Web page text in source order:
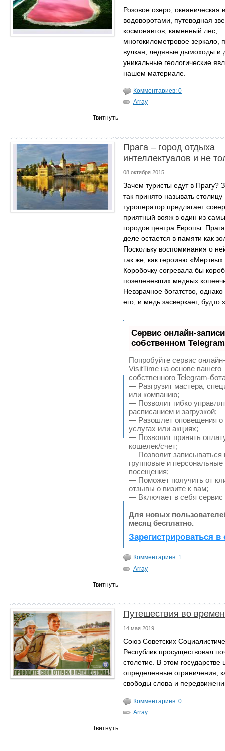
Розовое озеро, океаническая
водоворотами, путеводная
космонавтов, каменный лес,
многокилометровое зеркало,
вулкан, ледяные дымоходы и
уникальные геологические
нашем материале.
Комментариев: 0
Array
Твитнуть
Прага – город отдыха
интеллектуалов и не
08 октября 2015
Зачем туристы едут в Прагу?
так принято называть столицу
туроператор предлагает
приятный вояж в один из
городов центра Европы.
деле остается в памяти как
Поскольку воспоминания о
так же, как героиню
Коробочку согревала бы
позеленевших медных
Невзрачное богатство,
его, и медь засверкает, будто
Сервис онлайн-
собственном
Попробуйте сервис
VisitTime на основе вашего
собственного Telegram-
— Разгрузит мастера,
или компанию;
— Позволит гибко
расписанием и загрузкой;
— Разошлет оповещения о
услугах или акциях;
— Позволит принять
кошелек/счет;
— Позволит записываться
групповые и персональные
посещения;
— Поможет получить от
отзывы о визите к вам;
— Включает в себя сервис
Для новых
месяц бесплатно.
Зарегистрироваться в
Комментариев: 1
Array
Твитнуть
Путешествия во
14 мая 2019
Союз Советских
Республик просуществовал
столетие. В этом государстве
определенные ограничения,
свободы слова и
Комментариев: 0
Array
Твитнуть